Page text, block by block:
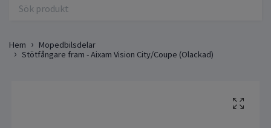
Hem
Mopedbilsdelar
Stötfångare fram - Aixam Vision City/Coupe (Olackad)